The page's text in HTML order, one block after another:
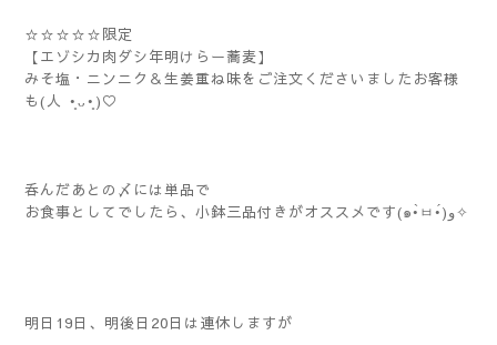
☆☆☆☆☆限定
【エゾシカ肉ダシ年明けらー蕎麦】
みそ塩・ニンニク＆生姜重ね味をご注文くださいましたお客様
も(⁠人⁠ ⁠•͈⁠ᴗ⁠•͈⁠)♡
呑んだあとの〆には単品で
お食事としてでしたら、小鉢三品付きがオススメです(๑•̀ㅂ•́)و✧
明日19日、明後日20日は連休しますが